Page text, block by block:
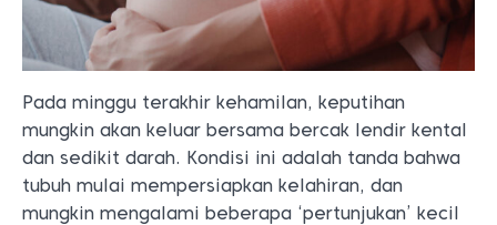
Pada minggu terakhir kehamilan, keputihan
mungkin akan keluar bersama bercak lendir kental
dan sedikit darah. Kondisi ini adalah tanda bahwa
tubuh mulai mempersiapkan kelahiran, dan
mungkin mengalami beberapa ‘pertunjukan’ kecil